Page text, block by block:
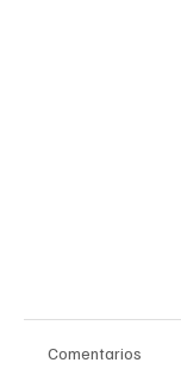
Comentarios